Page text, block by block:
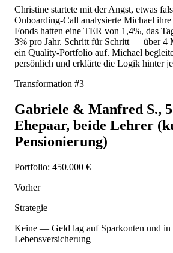
Christine startete mit der Angst, etwas
Onboarding-Call analysierte Michael
Fonds hatten eine TER von 1,4%, das
3% pro Jahr. Schritt für Schritt — über 4
ein Quality-Portfolio auf. Michael
persönlich und erklärte die Logik hinter
Transformation #3
Gabriele & Manfred S.,
Ehepaar, beide Lehrer
Pensionierung)
Portfolio: 450.000 €
Vorher
Strategie
Keine — Geld lag auf Sparkonten und in
Lebensversicherung